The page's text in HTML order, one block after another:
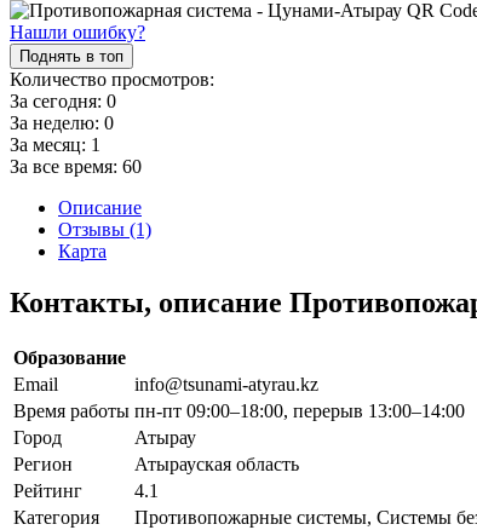
Нашли ошибку?
Поднять в топ
Количество просмотров:
За сегодня: 0
За неделю: 0
За месяц: 1
За все время: 60
Описание
Отзывы (1)
Карта
Контакты, описание
Образование
Email
info@tsunami-atyrau.kz
Время работы пн-пт 09:00–18:00, перерыв 13:00–14:00
Город
Атырау
Регион
Атырауская область
Рейтинг
4.1
Категория
Противопожарные системы, Системы